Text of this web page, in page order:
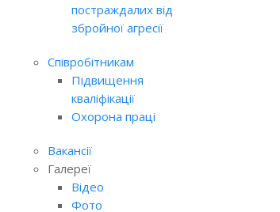
постраждалих від
збройної агресії
Співробітникам
Підвищення
кваліфікації
Охорона праці
Вакансії
Галереї
Відео
Фото